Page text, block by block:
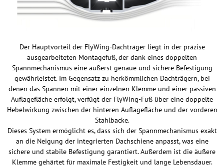
Der Hauptvorteil der FlyWing-Dachträger liegt in der präzise
ausgearbeiteten Montagefuß, der dank eines doppelten
Spannmechanismus eine äußerst genaue und sichere Befestigung
gewährleistet. Im Gegensatz zu herkömmlichen Dachträgern, bei
denen das Spannen mit einer einzelnen Klemme und einer passiven
Auflagefläche erfolgt, verfügt der FlyWing-Fuß über eine doppelte
Hebelwirkung zwischen der hinteren Auflagefläche und der vorderen
Stahlbacke.
Dieses System ermöglicht es, dass sich der Spannmechanismus exakt
an die Neigung der integrierten Dachschiene anpasst, was eine
sichere und stabile Befestigung garantiert. Außerdem ist die äußere
Klemme gehärtet für maximale Festigkeit und lange Lebensdauer.